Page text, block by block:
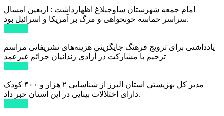
امام جمعه شهرستان ساوجبلاغ اظهارداشت : اربعین امسال
سراسر حماسه خونخواهی و مرگ بر آمریکا و اسرائیل بود.
یادداشتی برای ترویج فرهنگ جایگزینی هزینه‌های تشریفاتی مراسم
ترحیم با مشارکت در آزادی زندانیان جرائم غیرعمد
مدیر کل بهزیستی استان البرز از شناسایی ۲ هزار و ۴۰۰ کودک
دارای اختلالات بینایی در این استان خبر داد.